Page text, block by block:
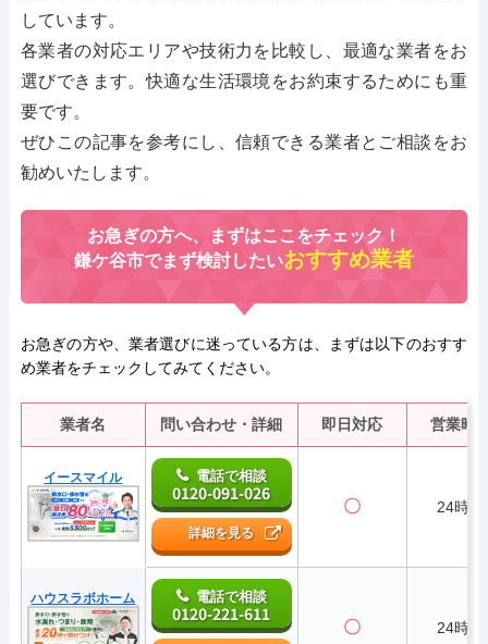
しています。
各業者の対応エリアや技術力を比較し、最適な業者をお
選びできます。快適な生活環境をお約束するためにも重
要です。
ぜひこの記事を参考にし、信頼できる業者とご相談をお
勧めいたします。
お急ぎの方へ、まずはここをチェック！
鎌ケ谷市でまず検討したいおすすめ業者
お急ぎの方や、業者選びに迷っている方は、まずは以下のおすす
め業者をチェックしてみてください。
業者名 問い合わせ・詳細 即日対応 営業時
イースマイル 電話で相談
0120-091-026
詳細を見る
〇 24時間
ハウスラボホーム 電話で相談
0120-221-611
〇 24時間